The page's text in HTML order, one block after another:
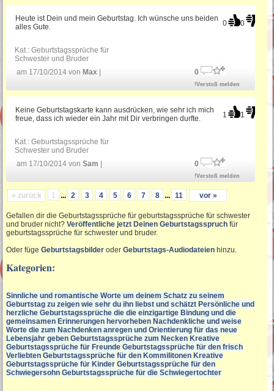
0 0
Heute ist Dein und mein Geburtstag. Ich wünsche uns beiden
alles Gute.
Kat.:Geburtstagssprüche für
Schwester und Bruder
am 17/10/2014 von Max 0
!Verstoß melden
1 1
Keine Geburtstagskarte kann ausdrücken, wie sehr ich mich
freue, dass ich wieder ein Jahr mit Dir verbringen durfte.
Kat.:Geburtstagssprüche für
Schwester und Bruder
am 17/10/2014 vonSam 0
!Verstoß melden
« zurück 1 ... 2 3 4 5 6 7 8 ... 11 vor »
Gefallen dir die Geburtstagssprüche für geburtstagssprüche für schwester
und bruder nicht?Veröffentliche jetzt Deinen Geburtstagsspruch für
geburtstagssprüche für schwester und bruder.
Oder fügeGeburtstagsbilder oderGeburtstags-Audiodateien hinzu.
Kategorien:
Sinnliche und romantische Worte um deinem Schatz zu seinem
Geburtstag zu zeigen wie sehr du ihn liebst und schätzt Persönliche und
herzliche Geburtstagssprüche die die einzigartige Bindung und die
gemeinsamen Erinnerungen hervorheben Nachdenkliche und weise
Worte die zum Nachdenken anregen und Orientierung für das neue
Lebensjahr geben Geburtstagssprüche zum Necken Kreative
Geburtstagssprüche für Freunde Geburtstagssprüche für den frisch
Verliebten Geburtstagssprüche für den Kommilitonen Kreative
Geburtstagssprüche für Kinder Geburtstagssprüche für den
Schwiegersohn Geburtstagssprüche für die Schwiegertochter